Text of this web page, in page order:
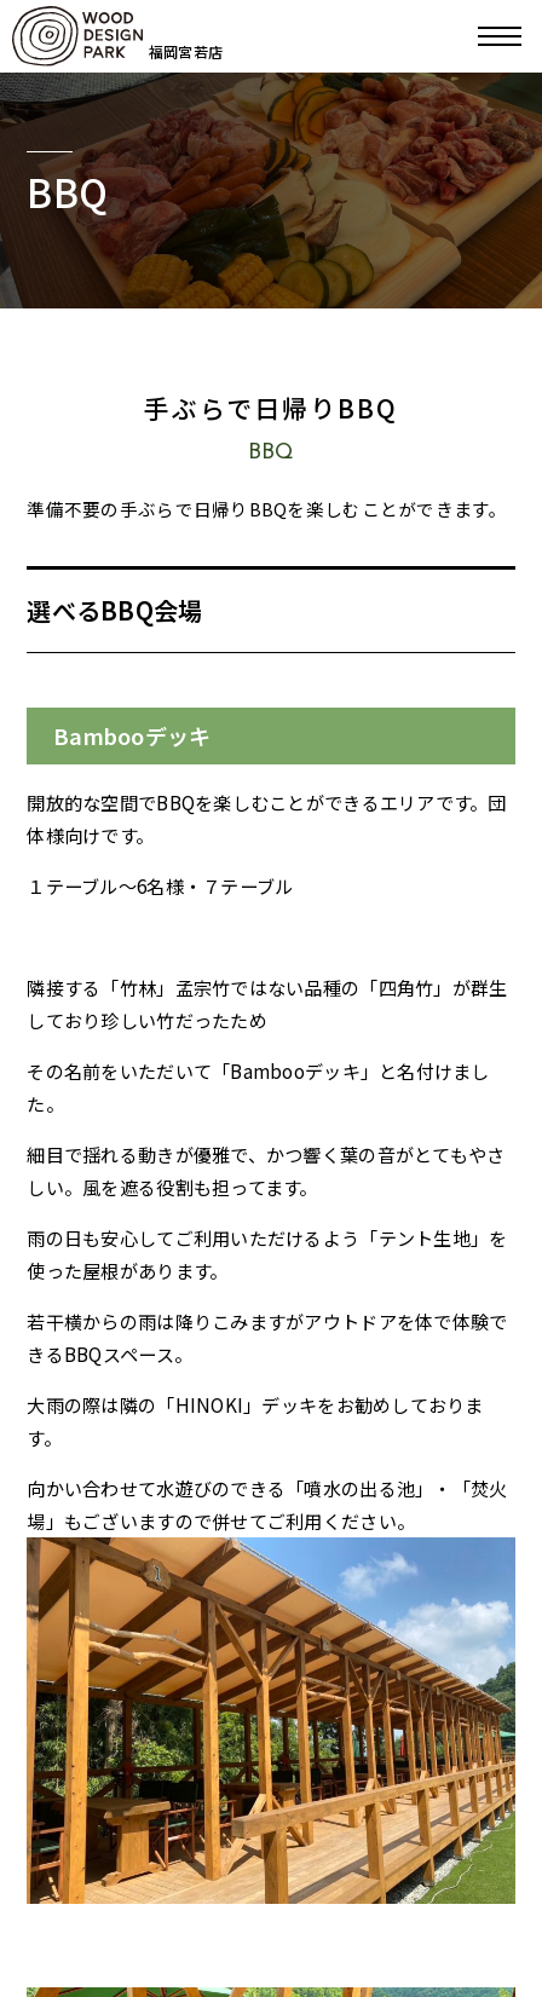
福岡宮若店
BBQ
手ぶらで日帰りBBQ
BBQ
準備不要の手ぶらで日帰りBBQを楽しむことができます。
選べるBBQ会場
Bambooデッキ
開放的な空間でBBQを楽しむことができるエリアです。団
体様向けです。
１テーブル～6名様・７テーブル
隣接する「竹林」孟宗竹ではない品種の「四角竹」が群生
しており珍しい竹だったため
その名前をいただいて「Bambooデッキ」と名付けまし
た。
細目で揺れる動きが優雅で、かつ響く葉の音がとてもやさ
しい。風を遮る役割も担ってます。
雨の日も安心してご利用いただけるよう「テント生地」を
使った屋根があります。
若干横からの雨は降りこみますがアウトドアを体で体験で
きるBBQスペース。
大雨の際は隣の「HINOKI」デッキをお勧めしておりま
す。
向かい合わせて水遊びのできる「噴水の出る池」・「焚火
場」もございますので併せてご利用ください。